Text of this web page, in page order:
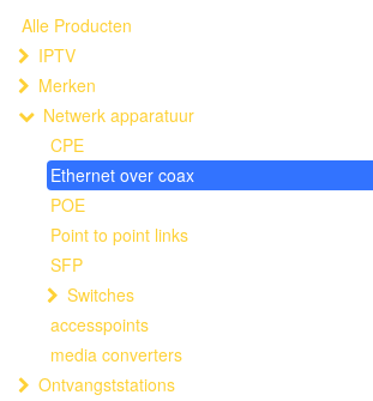
Alle Producten
IPTV
Merken
Netwerk apparatuur
CPE
Ethernet over coax
POE
Point to point links
SFP
Switches
accesspoints
media converters
Ontvangststations